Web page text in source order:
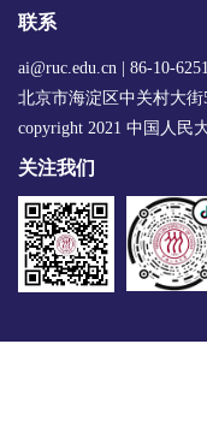
联系
ai@ruc.edu.cn | 86-10-
北京市海淀区中关村大
copyright 2021 中国人民
关注我们